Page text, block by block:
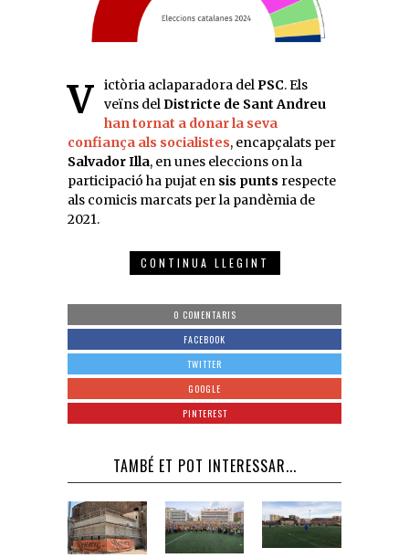
Victòria aclaparadora delPSC. Els
veïns delDistricte de Sant Andreu
han tornat a donar la seva
confiança als socialistes, encapçalats per
Salvador Illa, en unes eleccions on la
participació ha pujat en sis punts respecte
als comicis marcats per la pandèmia de
2021.
CONTINUA LLEGINT
0 COMENTARIS
FACEBOOK
TWITTER
GOOGLE
PINTEREST
TAMBÉ ET POT INTERESSAR...